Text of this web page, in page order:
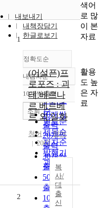
내보내기
내책장담기
한글로보기
정확도순
정확도
순
인기도
순
연도순
제목순
저자순
발행기
관순
내림차순
내림차순
10개씩 출력
10개씩
출력
20개씩
출력
30개씩
출력
50개씩
출력
100개씩
조회
1
(어설픈)프
로포즈 : 괴
테.베르나
르 베르베
르 외 일화
청어
청어
2002
복
사/
대
출
신
2
색어
로 많
이 본
자료
활용
도 높
은 자
료